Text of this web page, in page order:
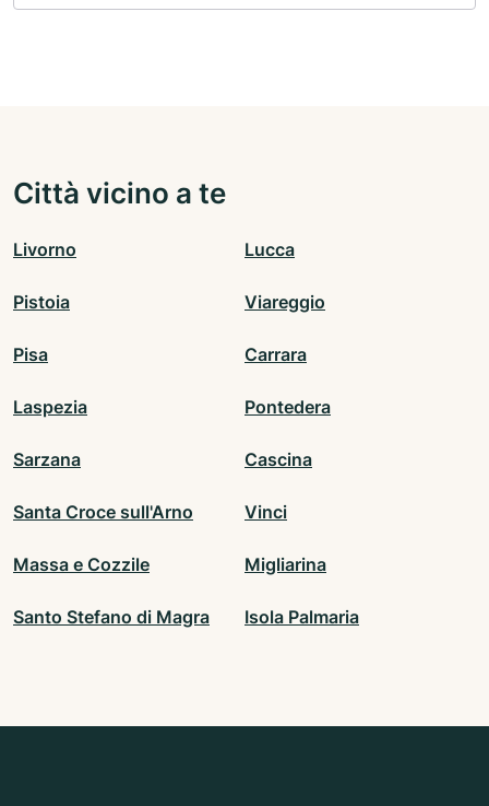
Città vicino a te
Livorno Lucca
Pistoia Viareggio
Pisa Carrara
Laspezia Pontedera
Sarzana Cascina
Santa Croce sull'Arno Vinci
Massa e Cozzile Migliarina
Santo Stefano di Magra Isola Palmaria